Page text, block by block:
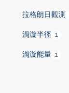
拉格朗日觀測
渦漩半徑 1
渦漩能量 1